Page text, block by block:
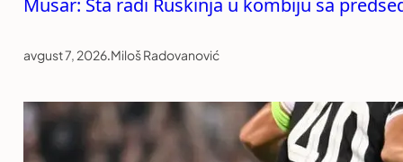
Musar: Šta radi Ruskinja u kombiju sa
avgust 7, 2026.Miloš Radovanović